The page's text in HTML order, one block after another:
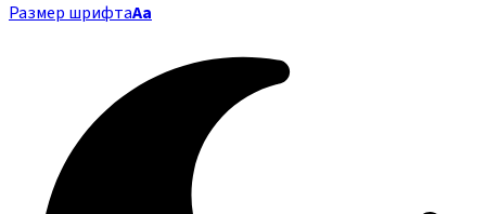
Размер шрифтаАа